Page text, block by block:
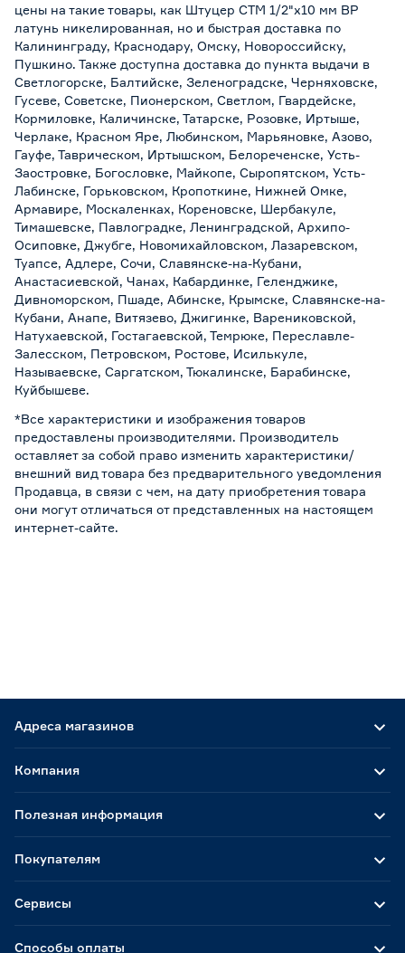
цены на такие товары, как Штуцер СТМ 1/2"х10 мм ВР
латунь никелированная, но и быстрая доставка по
Калининграду, Краснодару, Омску, Новороссийску,
Пушкино. Также доступна доставка до пункта выдачи в
Светлогорске, Балтийске, Зеленоградске, Черняховске,
Гусеве, Советске, Пионерском, Светлом, Гвардейске,
Кормиловке, Каличинске, Татарске, Розовке, Иртыше,
Черлаке, Красном Яре, Любинском, Марьяновке, Азово,
Гауфе, Таврическом, Иртышском, Белореченске, Усть-
Заостровке, Богословке, Майкопе, Сыропятском, Усть-
Лабинске, Горьковском, Кропоткине, Нижней Омке,
Армавире, Москаленках, Кореновске, Шербакуле,
Тимашевске, Павлоградке, Ленинградской, Архипо-
Осиповке, Джубге, Новомихайловском, Лазаревском,
Туапсе, Адлере, Сочи, Славянске-на-Кубани,
Анастасиевской, Чанах, Кабардинке, Геленджике,
Дивноморском, Пшаде, Абинске, Крымске, Славянске-на-
Кубани, Анапе, Витязево, Джигинке, Варениковской,
Натухаевской, Гостагаевской, Темрюке, Переславле-
Залесском, Петровском, Ростове, Исилькуле,
Называевске, Саргатском, Тюкалинске, Барабинске,
Куйбышеве.
*Все характеристики и изображения товаров
предоставлены производителями. Производитель
оставляет за собой право изменить характеристики/
внешний вид товара без предварительного уведомления
Продавца, в связи с чем, на дату приобретения товара
они могут отличаться от представленных на настоящем
интернет-сайте.
Адреса магазинов
Способы оплаты
Компания
Полезная информация
Покупателям
Сервисы